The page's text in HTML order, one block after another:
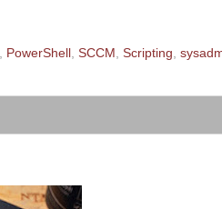
PowerShell SCCM Scripting